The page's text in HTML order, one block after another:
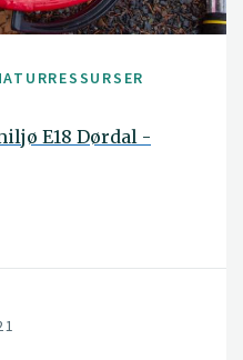
E18 Dørdal -